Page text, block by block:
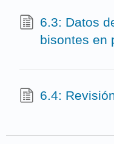
6.3: Datos
bisontes en
6.4: